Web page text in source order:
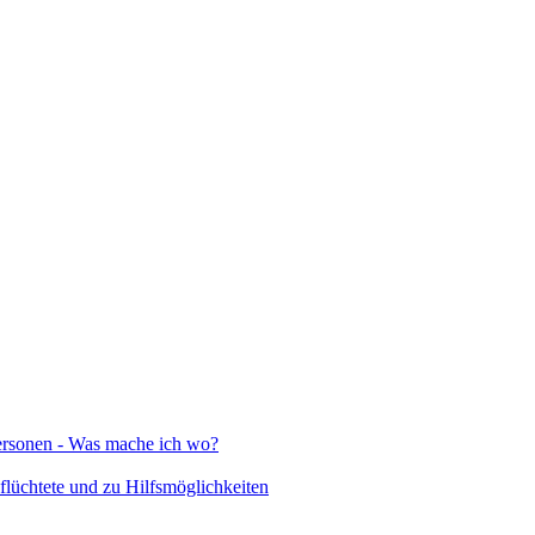
- Was mache ich wo?
und zu Hilfsmöglichkeiten